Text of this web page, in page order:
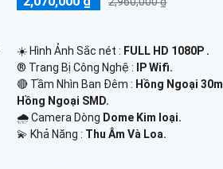
☀️ Hình Ảnh Sắc nét : FULL HD 1080P .
®️ Trang Bị Công Nghệ :
IP Wifi.
🔴 Tầm Nhìn Ban Đêm : Hồng Ngoại 30m
Hồng Ngoại SMD.
🌧️ Camera Dòng Dome Kim loại.
️💫 Khả Năng : Thu Âm Và Loa.